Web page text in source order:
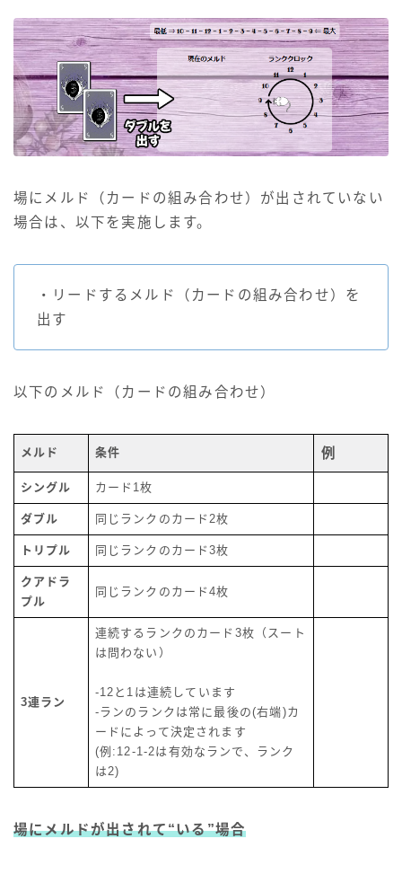
場にメルド（カードの組み合わせ）が出されていない
場合は、以下を実施します。
・リードするメルド（カードの組み合わせ）を
出す
以下のメルド（カードの組み合わせ）
メルド 条件 例
シングル カード1枚
ダブル 同じランクのカード2枚
トリプル 同じランクのカード3枚
クアドラ
プル
同じランクのカード4枚
3連ラン
連続するランクのカード3枚（スート
は問わない）
-12と1は連続しています
-ランのランクは常に最後の(右端)カ
ードによって決定されます
(例:12-1-2は有効なランで、ランク
は2)
場にメルドが出されて“いる”場合